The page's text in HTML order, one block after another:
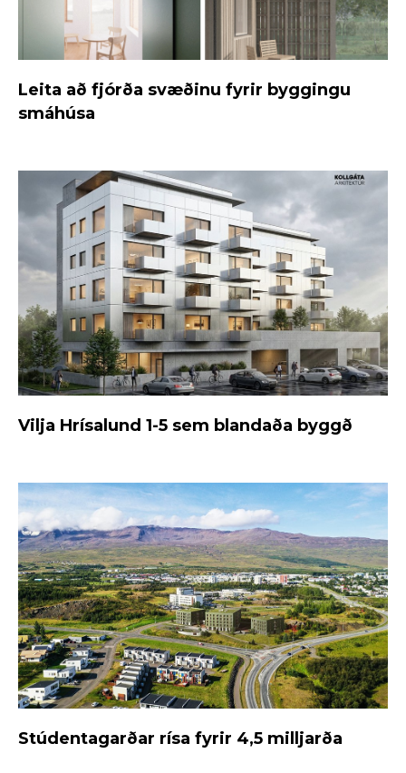
Leita að fjórða svæðinu fyrir byggingu
smáhúsa
Vilja Hrísalund 1-5 sem blandaða byggð
Stúdentagarðar rísa fyrir 4,5 milljarða